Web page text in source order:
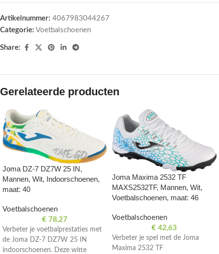
Artikelnummer: 4067983044267
Categorie: Voetbalschoenen
Share:
Gerelateerde producten
Joma DZ-7 DZ7W 25 IN,
Mannen, Wit, Indoorschoenen,
maat: 40
Voetbalschoenen
€ 78,27
Verbeter je voetbalprestaties met
de Joma DZ-7 DZ7W 25 IN
indoorschoenen. Deze witte
Joma Maxima 2532 TF
MAXS2532TF, Mannen, Wit,
Voetbalschoenen, maat: 46
Voetbalschoenen
€ 42,63
Verbeter je spel met de Joma
Maxima 2532 TF